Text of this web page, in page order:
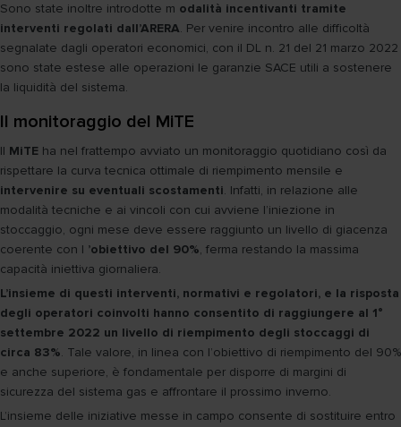
Sono state inoltre introdotte m odalità incentivanti tramite
interventi regolati dall’ARERA. Per venire incontro alle difficoltà
segnalate dagli operatori economici, con il DL n. 21 del 21 marzo 2022
sono state estese alle operazioni le garanzie SACE utili a sostenere
la liquidità del sistema.
Il monitoraggio del MiTE
Il MiTE ha nel frattempo avviato un monitoraggio quotidiano così da
rispettare la curva tecnica ottimale di riempimento mensile e
intervenire su eventuali scostamenti. Infatti, in relazione alle
modalità tecniche e ai vincoli con cui avviene l’iniezione in
stoccaggio, ogni mese deve essere raggiunto un livello di giacenza
coerente con l ’obiettivo del 90%, ferma restando la massima
capacità iniettiva giornaliera.
L’insieme di questi interventi, normativi e regolatori, e la risposta
degli operatori coinvolti hanno consentito di raggiungere al 1°
settembre 2022 un livello di riempimento degli stoccaggi di
circa 83%. Tale valore, in linea con l’obiettivo di riempimento del 90%
e anche superiore, è fondamentale per disporre di margini di
sicurezza del sistema gas e affrontare il prossimo inverno.
L’insieme delle iniziative messe in campo consente di sostituire entro